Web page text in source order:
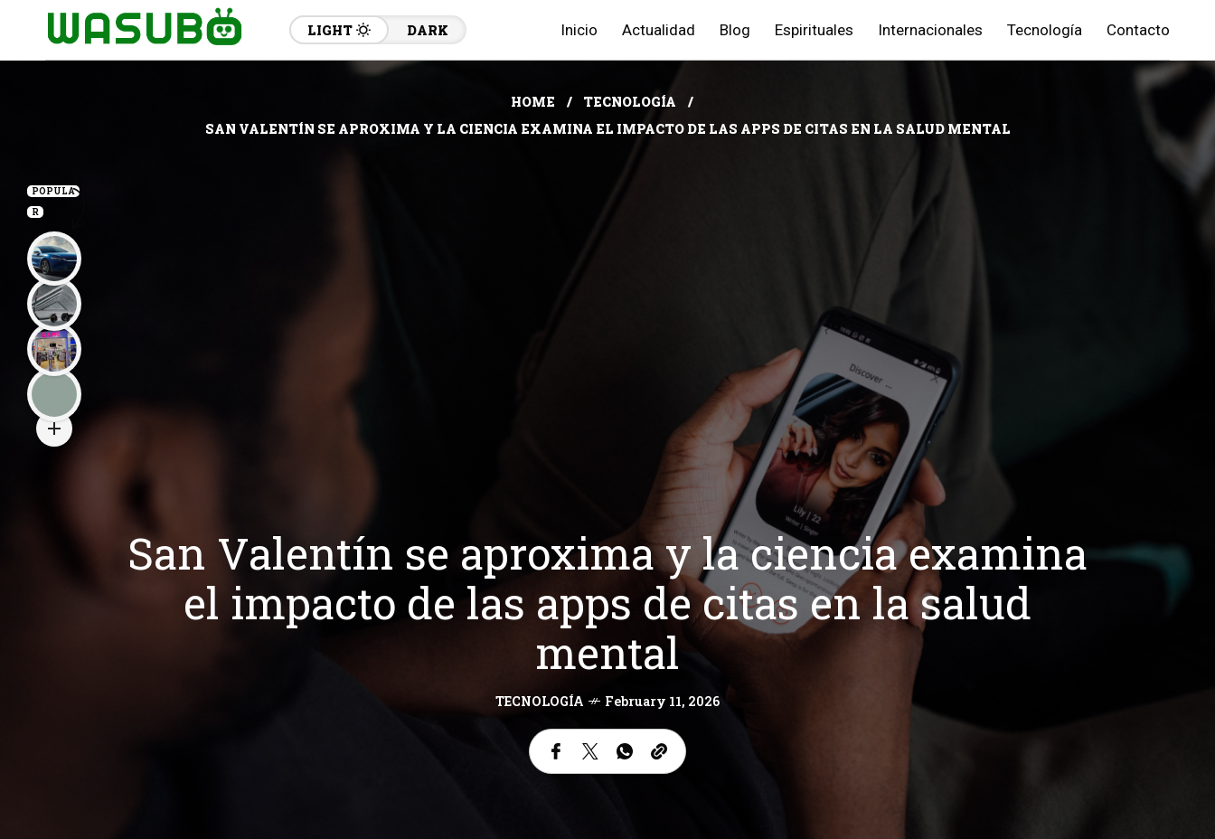
LIGHT DARK Inicio Actualidad Blog Espirituales Internacionales Tecnología Contacto
HOME
TECNOLOGÍA
SAN VALENTÍN SE APROXIMA Y LA CIENCIA EXAMINA EL IMPACTO DE LAS APPS DE CITAS EN LA SALUD MENTAL
San Valentín se aproxima y la ciencia examina
el impacto de las apps de citas en la salud
mental
TECNOLOGÍA February 11, 2026
POPULA
R